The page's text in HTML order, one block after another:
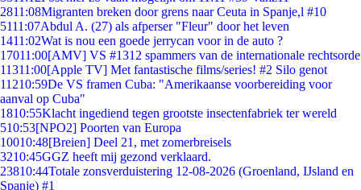
2811:08Migranten breken door grens naar Ceuta in Spanje,l #10
5111:07Abdul A. (27) als afperser "Fleur" door het leven
1411:02Wat is nou een goede jerrycan voor in de auto ?
17011:00[AMV] VS #1312 spammers van de internationale rechtsorde
11311:00[Apple TV] Met fantastische films/series! #2 Silo genot
11210:59De VS framen Cuba: "Amerikaanse voorbereiding voor
aanval op Cuba"
1810:55Klacht ingediend tegen grootste insectenfabriek ter wereld
510:53[NPO2] Poorten van Europa
10010:48[Breien] Deel 21, met zomerbreisels
3210:45GGZ heeft mij gezond verklaard.
23810:44Totale zonsverduistering 12-08-2026 (Groenland, IJsland en
Spanje) #1